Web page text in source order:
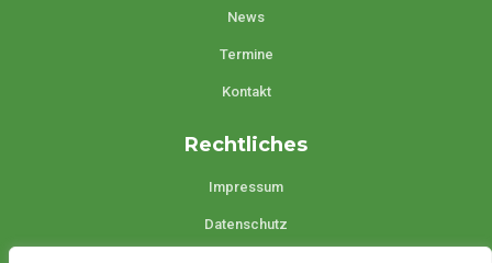
News
Termine
Kontakt
Rechtliches
Impressum
Datenschutz